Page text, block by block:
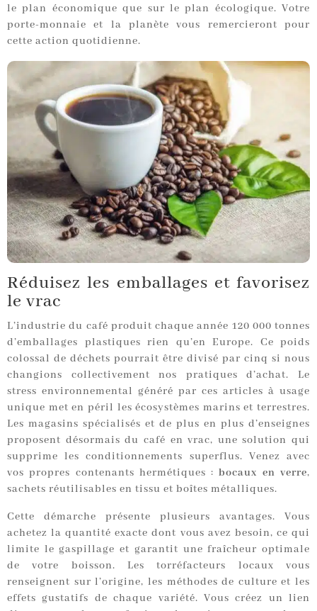
le plan économique que sur le plan écologique. Votre
porte-monnaie et la planète vous remercieront pour
cette action quotidienne.
Réduisez les emballages et favorisez
le vrac
L’industrie du café produit chaque année 120 000 tonnes
d’emballages plastiques rien qu’en Europe. Ce poids
colossal de déchets pourrait être divisé par cinq si nous
changions collectivement nos pratiques d’achat. Le
stress environnemental généré par ces articles à usage
unique met en péril les écosystèmes marins et terrestres.
Les magasins spécialisés et de plus en plus d’enseignes
proposent désormais du café en vrac, une solution qui
supprime les conditionnements superflus. Venez avec
vos propres contenants hermétiques :bocaux en verre,
sachets réutilisables en tissu et boîtes métalliques.
Cette démarche présente plusieurs avantages. Vous
achetez la quantité exacte dont vous avez besoin, ce qui
limite le gaspillage et garantit une fraîcheur optimale
de votre boisson. Les torréfacteurs locaux vous
renseignent sur l’origine, les méthodes de culture et les
effets gustatifs de chaque variété. Vous créez un lien